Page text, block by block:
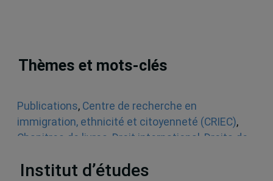
Thèmes et mots-clés
Publications, Centre de recherche en
immigration, ethnicité et citoyenneté (CRIEC),
Chapitres de livres Droit international Droits de
Institut d’études